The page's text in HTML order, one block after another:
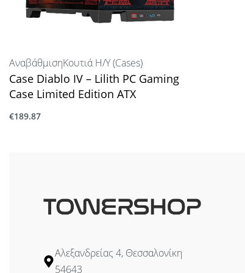
ΑναβάθμισηΚουτιά Η/Υ (Cases)
Case Diablo IV – Lilith PC Gaming
Case Limited Edition ATX
€189.87
Αλεξανδρείας 4, Θεσσαλονίκη
54643